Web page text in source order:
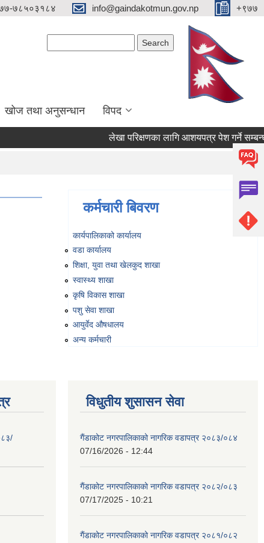
७८५०३१८४ info@gaindakotmun.gov.np +९७७
खोज तथा अनुसन्धान विपद
लेखा परिक्षणका लागि आशयपत्र पेश गर्ने सम्बन्धी
कर्मचारी बिवरण
कार्यपालिकाको कार्यालय
वडा कार्यालय
शिक्षा, युवा तथा खेलकुद शाखा
स्वास्थ्य शाखा
कृषि विकास शाखा
पशु सेवा शाखा
आयुर्वेद औषधालय
अन्य कर्मचारी
विधुतीय शुसासन सेवा
गैंडाकोट नगरपालिकाको नागरिक वडापत्र २०८३/०८४
07/16/2026 - 12:44
गैंडाकोट नगरपालिकाको नागरिक वडापत्र २०८२/०८३
07/17/2025 - 10:21
गैंडाकोट नगरपालिकाको नागरिक वडापत्र २०८१/०८२